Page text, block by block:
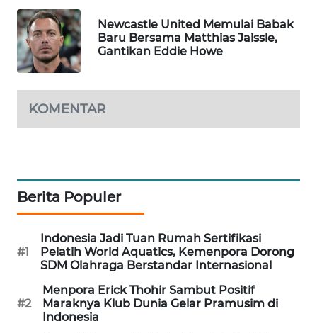
Newcastle United Memulai Babak
Baru Bersama Matthias Jaissle,
Gantikan Eddie Howe
KOMENTAR
Berita Populer
#1
Indonesia Jadi Tuan Rumah Sertifikasi
Pelatih World Aquatics, Kemenpora Dorong
SDM Olahraga Berstandar Internasional
#2
Menpora Erick Thohir Sambut Positif
Maraknya Klub Dunia Gelar Pramusim di
Indonesia
WAHANA
TRAVEL
WAHANA
TV
WAHANANEWS
WAHANANEWS
NET
WAHANA
SPORT